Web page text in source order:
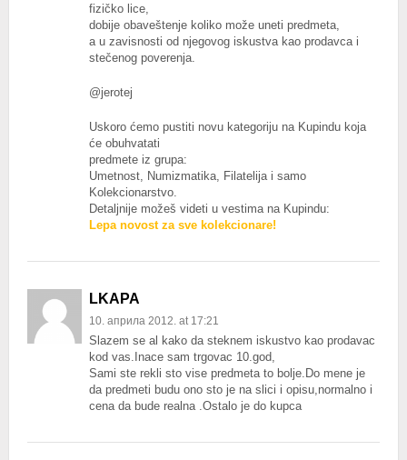
fizičko lice,
dobije obaveštenje koliko može uneti predmeta,
a u zavisnosti od njegovog iskustva kao prodavca i
stečenog poverenja.
@jerotej
Uskoro ćemo pustiti novu kategoriju na Kupindu koja
će obuhvatati
predmete iz grupa:
Umetnost, Numizmatika, Filatelija i samo
Kolekcionarstvo.
Detaljnije možeš videti u vestima na Kupindu:
Lepa novost za sve kolekcionare!
LKAPA
10. априла 2012. at 17:21
Slazem se al kako da steknem iskustvo kao prodavac
kod vas.Inace sam trgovac 10.god,
Sami ste rekli sto vise predmeta to bolje.Do mene je
da predmeti budu ono sto je na slici i opisu,normalno i
cena da bude realna .Ostalo je do kupca